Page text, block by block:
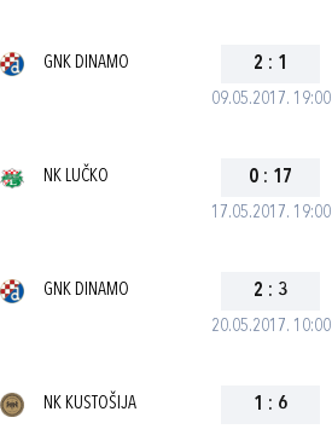
09.05.2017. 19:00
GNK DINAMO 2 : 1
17.05.2017. 19:00
NK LUČKO 0 : 17
20.05.2017. 10:00
GNK DINAMO 2 : 3
NK KUSTOŠIJA 1 : 6